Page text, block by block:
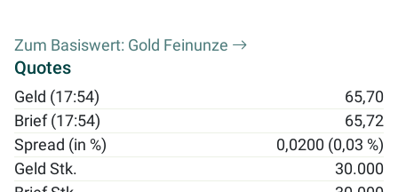
Zum Basiswert: Gold Feinunze
Quotes
Geld (17:54)
65,70
Brief (17:54)
65,72
Spread (in %)
0,0200 (0,03 %)
Geld Stk.
30.000